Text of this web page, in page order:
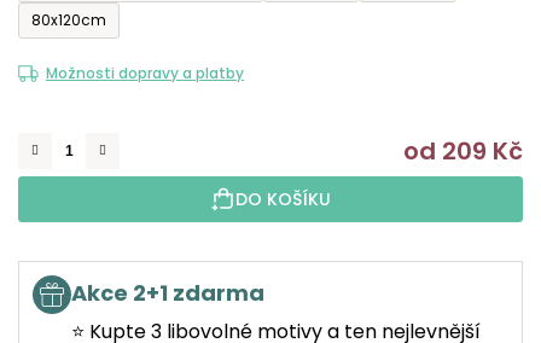
80x120cm
Možnosti dopravy a platby
od 209 Kč
DO KOŠÍKU
Akce 2+1 zdarma
⭐ Kupte 3 libovolné motivy a ten nejlevnější